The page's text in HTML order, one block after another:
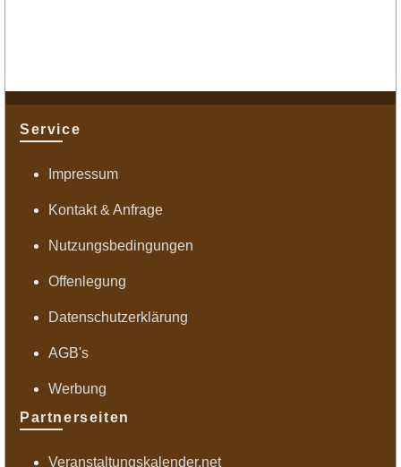
Service
Impressum
Kontakt & Anfrage
Nutzungsbedingungen
Offenlegung
Datenschutzerklärung
AGB's
Werbung
Partnerseiten
Veranstaltungskalender.net